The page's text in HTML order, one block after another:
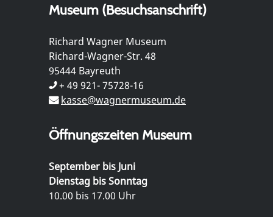
Museum (Besuchsanschrift)
Richard Wagner Museum
Richard-Wagner-Str. 48
95444 Bayreuth
+ 49 921- 75728-16
kasse@wagnermuseum.de
Öffnungszeiten Museum
September bis Juni
Dienstag bis Sonntag
10.00 bis 17.00 Uhr